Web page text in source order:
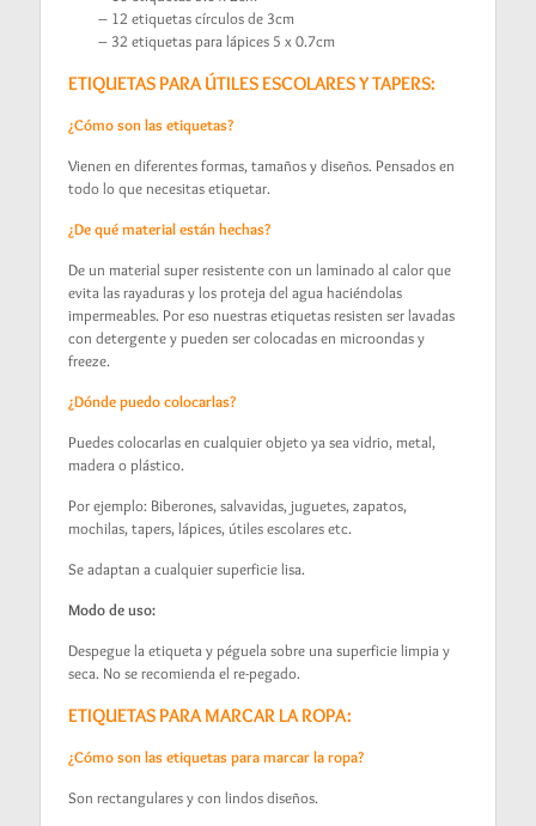
– 12 etiquetas círculos de 3cm
– 32 etiquetas para lápices 5 x 0.7cm
ETIQUETAS PARA ÚTILES ESCOLARES Y TAPERS:
¿Cómo son las etiquetas?
Vienen en diferentes formas, tamaños y diseños. Pensados en
todo lo que necesitas etiquetar.
¿De qué material están hechas?
De un material super resistente con un laminado al calor que
evita las rayaduras y los proteja del agua haciéndolas
impermeables. Por eso nuestras etiquetas resisten ser lavadas
con detergente y pueden ser colocadas en microondas y
freeze.
¿Dónde puedo colocarlas?
Puedes colocarlas en cualquier objeto ya sea vidrio, metal,
madera o plástico.
Por ejemplo: Biberones, salvavidas, juguetes, zapatos,
mochilas, tapers, lápices, útiles escolares etc.
Se adaptan a cualquier superficie lisa.
Modo de uso:
Despegue la etiqueta y péguela sobre una superficie limpia y
seca. No se recomienda el re-pegado.
ETIQUETAS PARA MARCAR LA ROPA:
¿Cómo son las etiquetas para marcar la ropa?
Son rectangulares y con lindos diseños.